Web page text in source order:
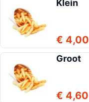
Klein
€ 4,00
Groot
€ 4,60